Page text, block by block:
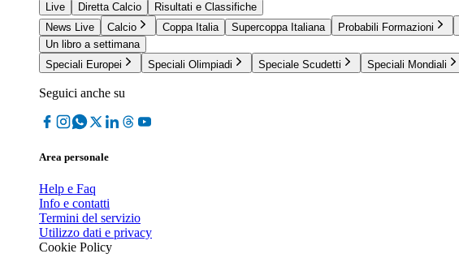
Live
Diretta Calcio
Risultati e Classifiche
News Live
Calcio Coppa Italia Supercoppa Italiana Probabili Formazioni
Un libro a settimana
Speciali Europei
Speciali Olimpiadi Speciale Scudetti Speciali Mondiali
Seguici anche su
Area personale
Help e Faq
Info e contatti
Termini del servizio
Utilizzo dati e privacy
Cookie Policy